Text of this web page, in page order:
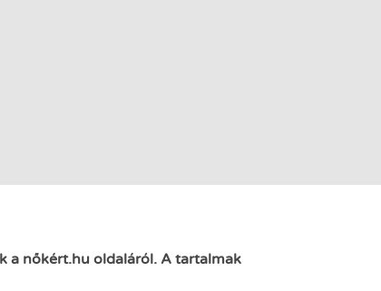
a nőkért.hu oldaláról. A tartalmak